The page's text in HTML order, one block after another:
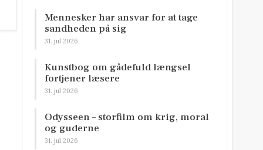
Mennesker har ansvar for at tage
sandheden på sig
31. jul 2026
Kunstbog om gådefuld længsel
fortjener læsere
31. jul 2026
Odysseen – storfilm om krig, moral
og guderne
31. jul 2026